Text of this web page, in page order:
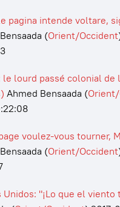
pagina intende voltare,
(Orient/Occident
lourd passé colonial de
Ahmed Bensaada (
voulez-vous tourner,
(Orient/Occident
Unidos: "¡Lo que el viento